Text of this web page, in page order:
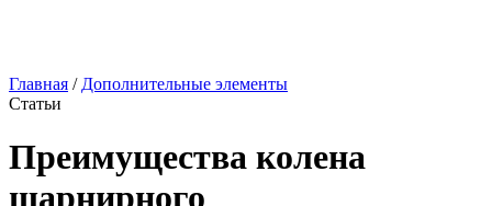
Главная / Дополнительные элементы
Статьи
Преимущества колена
шарнирного